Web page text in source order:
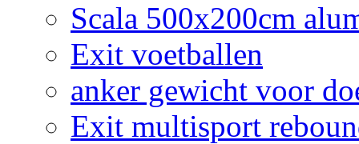
Scala 500x200cm
Exit voetballen
anker gewicht voor
Exit multisport